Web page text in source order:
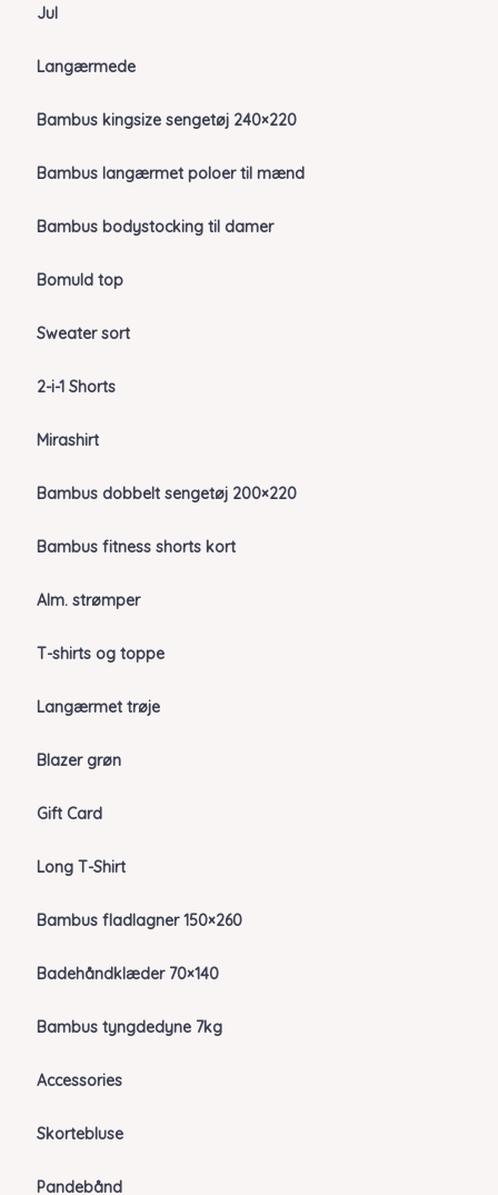
Jul
Langærmede
Bambus kingsize sengetøj 240×220
Bambus langærmet poloer til mænd
Bambus bodystocking til damer
Bomuld top
Sweater sort
2-i-1 Shorts
Mirashirt
Bambus dobbelt sengetøj 200×220
Bambus fitness shorts kort
Alm. strømper
T-shirts og toppe
Langærmet trøje
Blazer grøn
Gift Card
Long T-Shirt
Bambus fladlagner 150×260
Badehåndklæder 70×140
Bambus tyngdedyne 7kg
Accessories
Skortebluse
Pandebånd